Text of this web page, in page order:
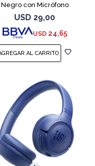
Negro con Micrófono
USD 29,00
USD 24,65